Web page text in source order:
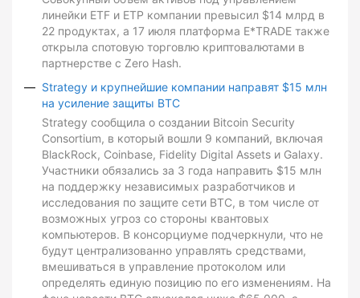
линейки ETF и ETP компании превысил $14 млрд в
22 продуктах, а 17 июля платформа E*TRADE также
открыла спотовую торговлю криптовалютами в
партнерстве с Zero Hash.
Strategy и крупнейшие компании направят $15 млн
на усиление защиты BTC
Strategy сообщила о создании Bitcoin Security
Consortium, в который вошли 9 компаний, включая
BlackRock, Coinbase, Fidelity Digital Assets и Galaxy.
Участники обязались за 3 года направить $15 млн
на поддержку независимых разработчиков и
исследования по защите сети BTC, в том числе от
возможных угроз со стороны квантовых
компьютеров. В консорциуме подчеркнули, что не
будут централизованно управлять средствами,
вмешиваться в управление протоколом или
определять единую позицию по его изменениям. На